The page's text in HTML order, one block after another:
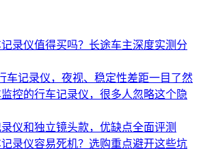
录仪值得买吗？长途车主深度实测分
车记录仪，夜视、稳定性差距一目了然
控的行车记录仪，很多人忽略这个隐
仪和独立镜头款，优缺点全面评测
录仪容易死机？选购重点避开这些坑